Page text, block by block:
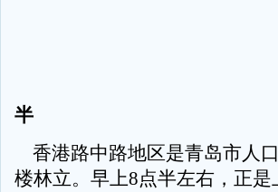
半
香港路中路地区是青岛市人
楼林立。早上8点半左右，正